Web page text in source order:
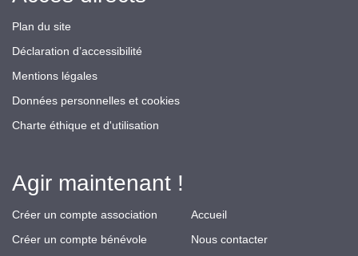
Plan du site
Déclaration d’accessibilité
Mentions légales
Données personnelles et cookies
Charte éthique et d'utilisation
Agir maintenant !
Créer un compte association
Créer un compte bénévole
Accueil
Nous contacter